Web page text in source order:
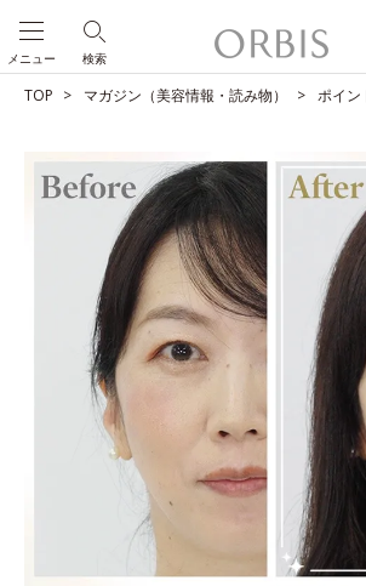
検索
メニュー
TOP マガジン（美容情報・読み物） ポイン